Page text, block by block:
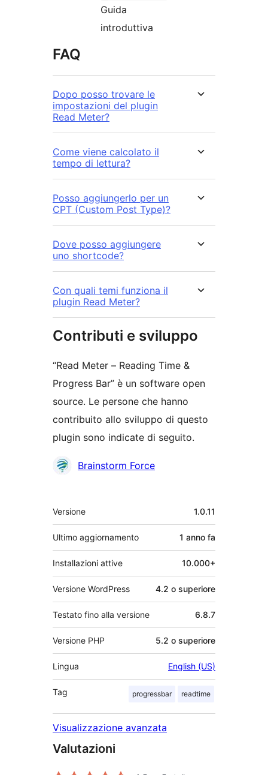
Guida
introduttiva
FAQ
Dopo posso trovare le
impostazioni del plugin
Read Meter?
Come viene calcolato il
tempo di lettura?
Posso aggiungerlo per un
CPT (Custom Post Type)?
Dove posso aggiungere
uno shortcode?
Con quali temi funziona il
plugin Read Meter?
Contributi e sviluppo
“Read Meter – Reading Time &
Progress Bar” è un software open
source. Le persone che hanno
contribuito allo sviluppo di questo
plugin sono indicate di seguito.
Collaboratori
Brainstorm Force
Meta
Versione 1.0.11
Ultimo aggiornamento 1 anno fa
Installazioni attive 10.000+
Versione WordPress 4.2 o superiore
Testato fino alla versione 6.8.7
Versione PHP 5.2 o superiore
Lingua English (US)
Tag progressbar readtime
Visualizzazione avanzata
Valutazioni